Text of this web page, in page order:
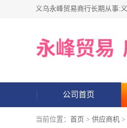
公司首页
当前位置： 首页 > 供应商机 >